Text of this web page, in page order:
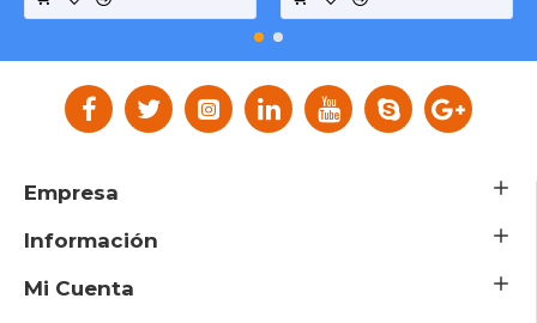
Empresa
Información
Mi Cuenta